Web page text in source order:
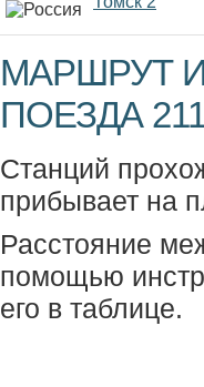
МАРШРУТ
ПОЕЗДА
Станций
прибывает на
Расстояние
помощью
его в таблице.